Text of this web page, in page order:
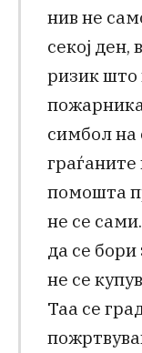
нив не
секој ден,
ризик што
симбол на
граѓаните
помошта
не се
да се
не се
Таа се